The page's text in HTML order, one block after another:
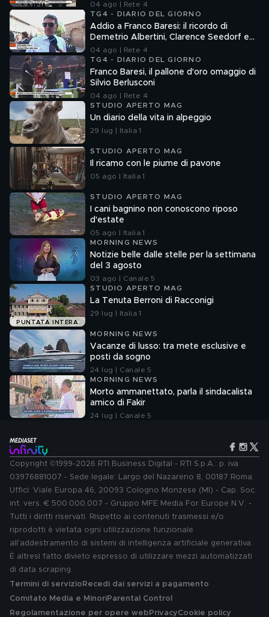
04 ago | Rete 4
TG4 - DIARIO DEL GIORNO
Addio a Franco Baresi: il ricordo di
Demetrio Albertini, Clarence Seedorf e
Giovanni Galli
04 ago | Rete 4
TG4 - DIARIO DEL GIORNO
Franco Baresi, il pallone d'oro omaggio di
Silvio Berlusconi
04 ago | Rete 4
STUDIO APERTO MAG
Un diario della vita in alpeggio
29 lug | Italia 1
STUDIO APERTO MAG
Il ricamo con le piume di pavone
05 ago | Italia 1
STUDIO APERTO MAG
I cani bagnino non conoscono riposo
d'estate
05 ago | Italia 1
MORNING NEWS
Notizie belle dalle stelle per la settimana
del 3 agosto
03 ago | Canale 5
PUNTATA INTERA
STUDIO APERTO MAG
La Tenuta Berroni di Racconigi
29 lug | Italia 1
MORNING NEWS
Vacanze di lusso: tra mete esclusive e
posti da sogno
24 lug | Canale 5
MORNING NEWS
Morto ammanettato, parla il sindacalista
amico di Fakir
24 lug | Canale 5
Copyright ©1999-2026 RTI Business Digital - RTI S.p.A.: p. iva
03976881007 - Sede legale: Largo del Nazareno 8, 00187 Roma.
Uffici: Viale Europa 46, 20093 Cologno Monzese (MI) - Cap. Soc.
int. vers. € 500.000.007 - Gruppo MFE Media For Europe N.V. -
Tutti i diritti riservati. Rispetto ai contenuti trasmessi e/o
riprodotti è vietata ogni utilizzazione funzionale
all'addestramento di sistemi di intelligenza artificiale generativa.
È altresì fatto divieto espresso di utilizzare mezzi automatizzati
di data scraping.
Termini di servizio Recedi dai servizi a pagamento
Comitato Media e MinoriParental Control
Regolamentazione per opere web PrivacyCookie policy